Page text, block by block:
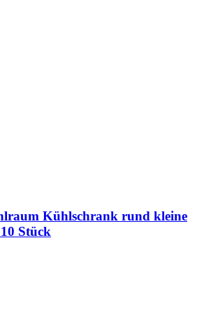
Kühlschrank rund kleine
Stück